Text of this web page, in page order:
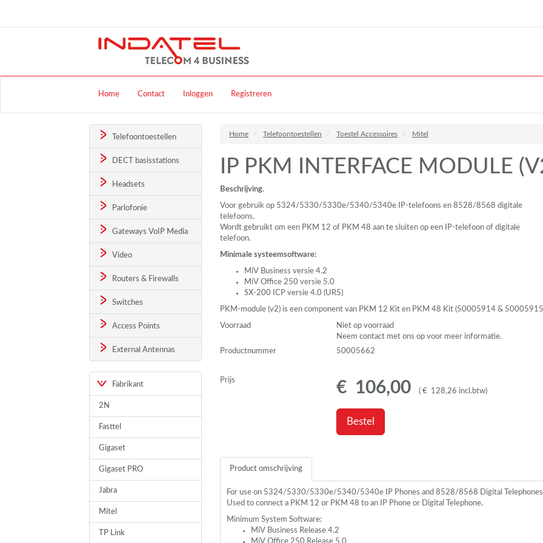
Home Contact Inloggen Registreren
Telefoontoestellen
DECT basisstations
Headsets
Parlofonie
Gateways VoIP Media
Video
Routers & Firewalls
Switches
Access Points
External Antennas
Fabrikant
2N
Fasttel
Gigaset
Gigaset PRO
Jabra
Mitel
TP Link
Home Telefoontoestellen Toestel Accessoires Mitel
IP PKM INTERFACE MODULE
Beschrijving.
Voor gebruik op 5324/5330/5330e/5340/5340e IP-telefoons en 8528/8568 digitale
telefoons.
Wordt gebruikt om een PKM 12 of PKM 48 aan te sluiten op een IP-telefoon of digitale
telefoon.
Minimale systeemsoftware:
MiV Business versie 4.2
MiV Office 250 versie 5.0
SX-200
ICP versie 4.0 (UR5)
PKM-module (v2) is een component van PKM 12 Kit en PKM 48 Kit (50005914 &
Voorraad
Niet op voorraad
Neem contact met ons op voor meer informatie.
Productnummer
50005662
Prijs € 106,00 ( € 128,26 incl.btw)
Bestel
Product omschrijving
For use on 5324/5330/5330e/5340/5340e IP Phones and 8528/8568 Digital
Used to connect a PKM 12 or PKM 48 to an IP Phone or Digital Telephone.
Minimum System Software:
MiV Business Release 4.2